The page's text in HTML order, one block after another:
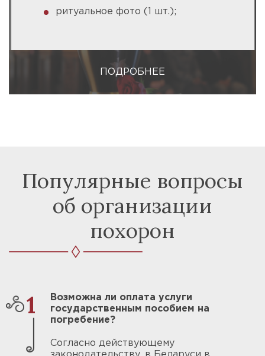
ритуальное фото (1 шт.);
ПОДРОБНЕЕ
Популярные вопросы
об организации
похорон
1
Возможна ли оплата услуги
государственным пособием на
погребение?
Согласно действующему